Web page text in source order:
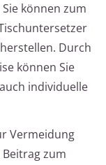
können zum
Durch
können Sie
individuelle
Vermeidung
zum